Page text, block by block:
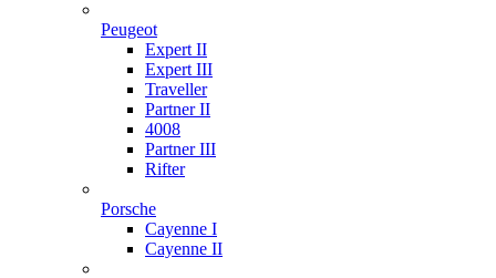
Peugeot
Expert II
Expert III
Traveller
Partner II
4008
Partner III
Rifter
Porsche
Cayenne I
Cayenne II